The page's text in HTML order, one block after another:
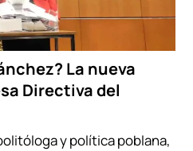
La nueva
Directiva del
y política poblana,